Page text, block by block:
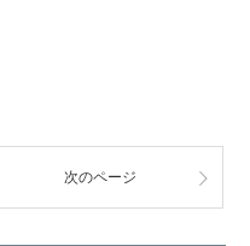
次のページ